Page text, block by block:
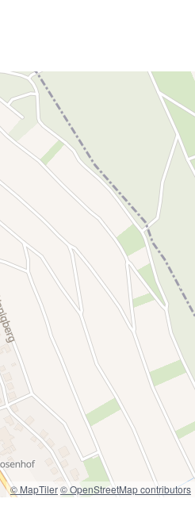
© MapTiler© OpenStreetMap contributors